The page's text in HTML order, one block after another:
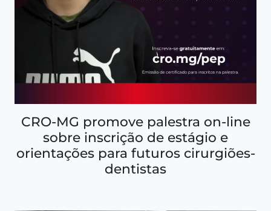
CRO-MG promove palestra on-line
sobre inscrição de estágio e
orientações para futuros cirurgiões-
dentistas